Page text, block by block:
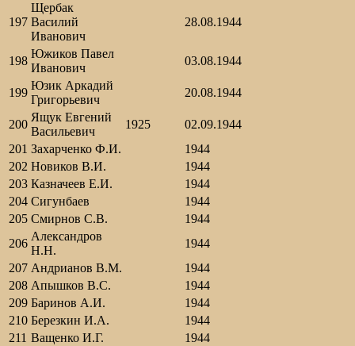
197
Щербак
Василий
Иванович
28.08.1944
198
Южиков Павел
Иванович
03.08.1944
199
Юзик Аркадий
Григорьевич
20.08.1944
200
Ящук Евгений
Васильевич
1925
02.09.1944
201 Захарченко Ф.И.
1944
202 Новиков В.И.
1944
203 Казначеев Е.И.
1944
204 Сигунбаев
1944
205 Смирнов С.В.
1944
206
Александров
Н.Н.
1944
207 Андрианов В.М.
1944
208 Апышков В.С.
1944
209 Баринов А.И.
1944
210 Березкин И.А.
1944
211 Ващенко И.Г.
1944